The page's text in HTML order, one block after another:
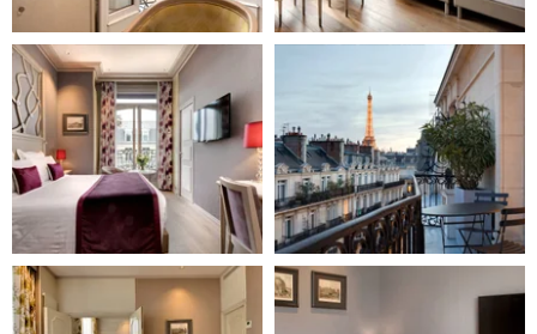
GALERIE
54 rue Pierre Charron
75008 Paris
+33 1 53 23 13 13
hotel@hfrontenac.com